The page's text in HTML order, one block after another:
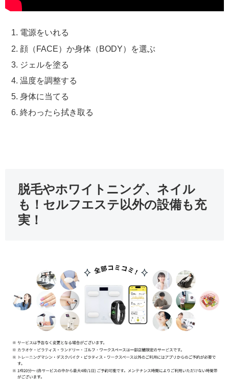
電源をいれる
顔（FACE）か身体（BODY）を選ぶ
ジェルを塗る
温度を調整する
身体に当てる
終わったら拭き取る
脱毛やホワイトニング、ネイル
も！セルフエステ以外の設備も充
実！